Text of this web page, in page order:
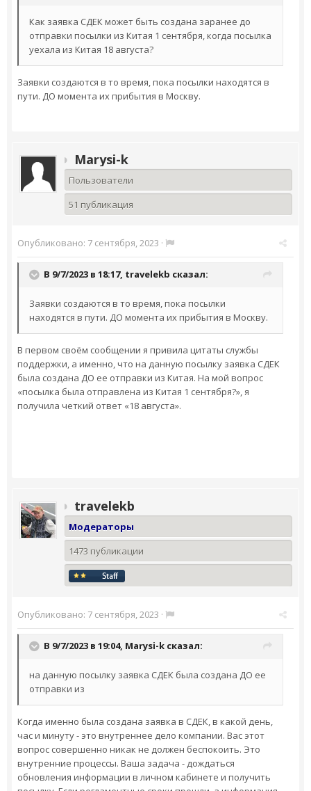
Как заявка СДЕК может быть создана заранее до
отправки посылки из Китая 1 сентября, когда посылка
уехала из Китая 18 августа?
Заявки создаются в то время, пока посылки находятся в
пути. ДО момента их прибытия в Москву.
Marysi-k
Пользователи
51 публикация
Опубликовано: 7 сентября, 2023 ·
В 9/7/2023 в 18:17, travelekb сказал:
Заявки создаются в то время, пока посылки
находятся в пути. ДО момента их прибытия в Москву.
В первом своём сообщении я привила цитаты службы
поддержки, а именно, что на данную посылку заявка СДЕК
была создана ДО ее отправки из Китая. На мой вопрос
«посылка была отправлена из Китая 1 сентября?», я
получила четкий ответ «18 августа».
travelekb
Модераторы
1473 публикации
Опубликовано: 7 сентября, 2023 ·
В 9/7/2023 в 19:04, Marysi-k сказал:
на данную посылку заявка СДЕК была создана ДО ее
отправки из
Когда именно была создана заявка в СДЕК, в какой день,
час и минуту - это внутреннее дело компании. Вас этот
вопрос совершенно никак не должен беспокоить. Это
внутренние процессы. Ваша задача - дождаться
обновления информации в личном кабинете и получить